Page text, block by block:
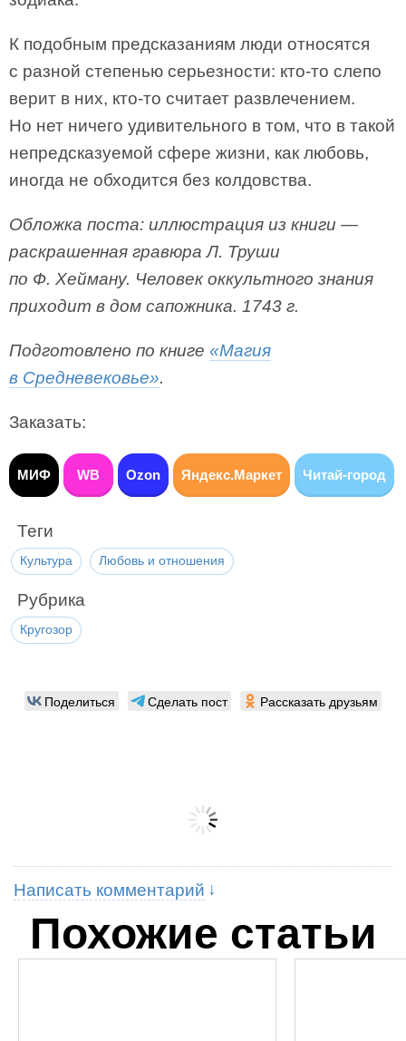
К подобным предсказаниям люди относятся
с разной степенью серьезности: кто-то слепо
верит в них, кто-то считает развлечением.
Но нет ничего удивительного в том, что в такой
непредсказуемой сфере жизни, как любовь,
иногда не обходится без колдовства.
Обложка поста: иллюстрация из книги —
раскрашенная гравюра Л. Труши
по Ф. Хейману. Человек оккультного знания
приходит в дом сапожника. 1743 г.
Подготовлено по книге «Магия
в Средневековье».
Заказать:
МИФ WB Ozon Яндекс.Маркет Читай-город
Теги
Культура Любовь и отношения
Рубрика
Кругозор
Поделиться Сделать пост Рассказать друзьям
Написать комментарий
Похожие статьи